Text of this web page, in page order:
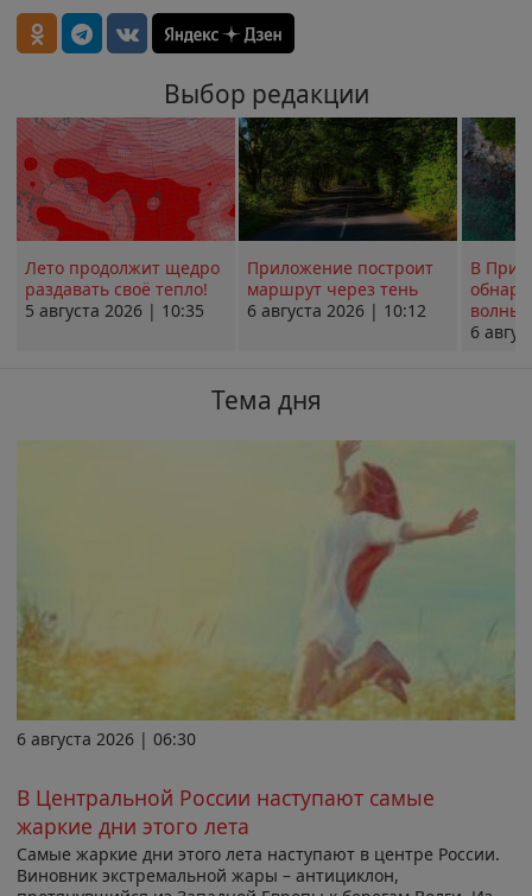
Выбор редакции
Лето продолжит щедро
раздавать своё тепло!
5 августа 2026 | 10:35
Приложение построит
маршрут через тень
6 августа 2026 | 10:12
В
волны
6
Тема дня
6 августа 2026 | 06:30
В Центральной России наступают самые
жаркие дни этого лета
Самые жаркие дни этого лета наступают в центре России.
Виновник экстремальной жары – антициклон,